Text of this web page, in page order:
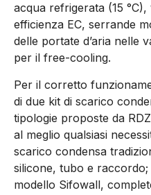
acqua refrigerata (15
efficienza EC, serrande
delle portate d’aria nelle
per il free-cooling.
Per il corretto
di due kit di scarico
tipologie proposte da
al meglio qualsiasi
scarico condensa
silicone, tubo e
modello Sifowall,